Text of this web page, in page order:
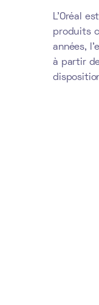
L’Oréal
produits
années,
à partir